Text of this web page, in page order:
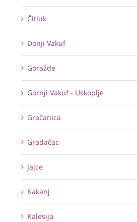
Čitluk
Donji Vakuf
Goražde
Gornji Vakuf - Uskoplje
Gračanica
Gradačac
Jajce
Kakanj
Kalesija